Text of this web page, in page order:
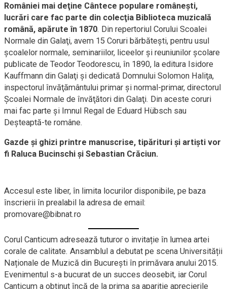
României mai deţine Cântece populare româneşti,
lucrări care fac parte din colecţia Biblioteca muzicală
română, apărute în 1870. Din repertoriul Corului Scoalei
Normale din Galaţi, avem 15 Coruri bărbăteşti, pentru usul
şcoalelor normale, seminariilor, liceelor şi reuniunilor şcolare
publicate de Teodor Teodorescu, în 1890, la editura Isidore
Kauffmann din Galaţi şi dedicată Domnului Solomon Haliţa,
inspectorul învăţământului primar şi normal-primar, directorul
Şcoalei Normale de învăţători din Galaţi. Din aceste coruri
mai fac parte şi Imnul Regal de Eduard Hübsch sau
Deşteaptă-te române.
Gazde și ghizi printre manuscrise, tipărituri și artiști vor
fi Raluca Bucinschi și Sebastian Crăciun.
Accesul este liber, în limita locurilor disponibile, pe baza
înscrierii în prealabil la adresa de email:
promovare@bibnat.ro
Corul Canticum adresează tuturor o invitație în lumea artei
corale de calitate. Ansamblul a debutat pe scena Universității
Naționale de Muzică din București în primăvara anului 2015.
Evenimentul s-a bucurat de un succes deosebit, iar Corul
Canticum a obținut încă de la prima sa apariție aprecierile